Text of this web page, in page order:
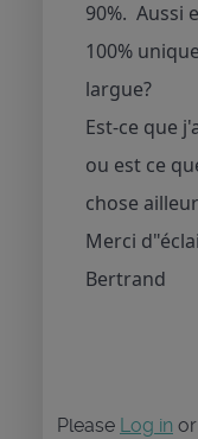
90%. Aussi
100%
largue?
Est-ce que
ou est ce
chose
Merci
Bertrand
Please Log in or